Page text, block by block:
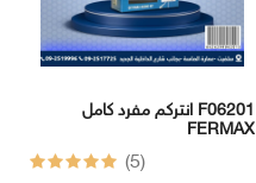
انتركم مفرد كامل F06201
FERMAX
(5)